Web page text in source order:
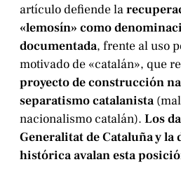
artículo defiende la
«lemosín» como
documentada, frente al uso
motivado de «catalán», que
proyecto de construcción
separatismo catalanista
nacionalismo catalán). Los
Generalitat de Cataluña y
histórica avalan esta